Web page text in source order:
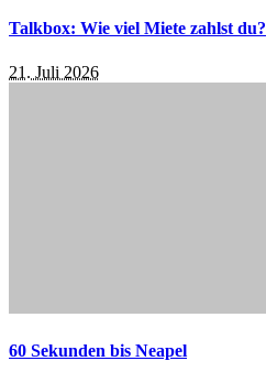
Talkbox: Wie viel Miete zahlst du?
21. Juli 2026
60 Sekunden bis Neapel